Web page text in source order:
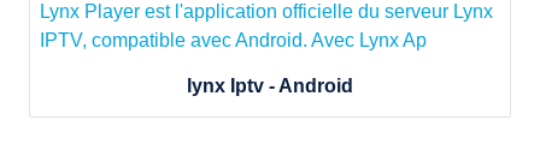
Lynx Player est l'application officielle du serveur Lynx
IPTV, compatible avec Android. Avec Lynx Ap
lynx Iptv - Android